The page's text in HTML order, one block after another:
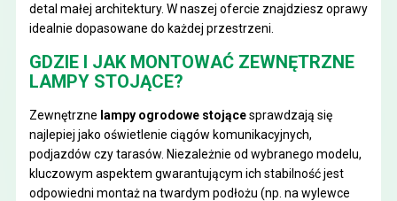
detal małej architektury. W naszej ofercie znajdziesz oprawy
idealnie dopasowane do każdej przestrzeni.
GDZIE I JAK MONTOWAĆ ZEWNĘTRZNE
LAMPY STOJĄCE?
Zewnętrzne lampy ogrodowe stojącesprawdzają się
najlepiej jako oświetlenie ciągów komunikacyjnych,
podjazdów czy tarasów. Niezależnie od wybranego modelu,
kluczowym aspektem gwarantującym ich stabilność jest
odpowiedni montaż na twardym podłożu (np. na wylewce